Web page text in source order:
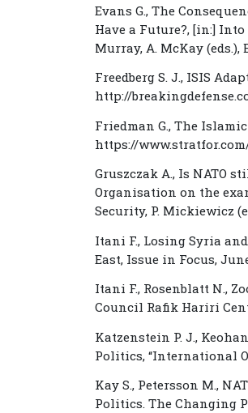
Evans G., The
Have a Future?, [in:]
Murray, A. McKay (eds.),
Freedberg S. J., ISIS
http://
Friedman G., The
https://
Gruszczak A., Is NATO
Organisation on the
Security, P. Mickiewicz
Itani F., Losing Syria
East, Issue in Focus,
Itani F., Rosenblatt N.,
Council Rafik Hariri
Katzenstein P. J.,
Politics, “International
Kay S., Petersson M.,
Politics. The Changing